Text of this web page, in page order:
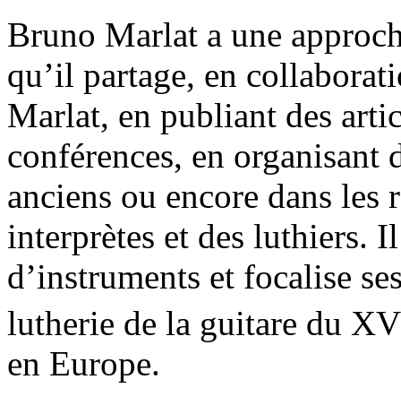
Bruno Marlat a une
qu’il partage, en
Marlat, en publiant des
conférences, en organisant
anciens ou encore dans
interprètes et des luthiers.
d’instruments et focalise
lutherie de la guitare du
en Europe.